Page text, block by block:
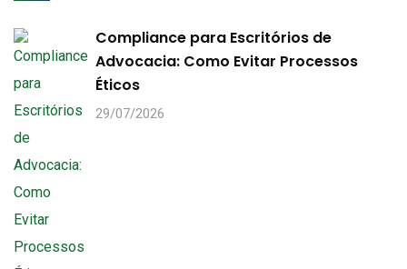
Compliance para Escritórios de
Advocacia: Como Evitar Processos
Éticos
29/07/2026